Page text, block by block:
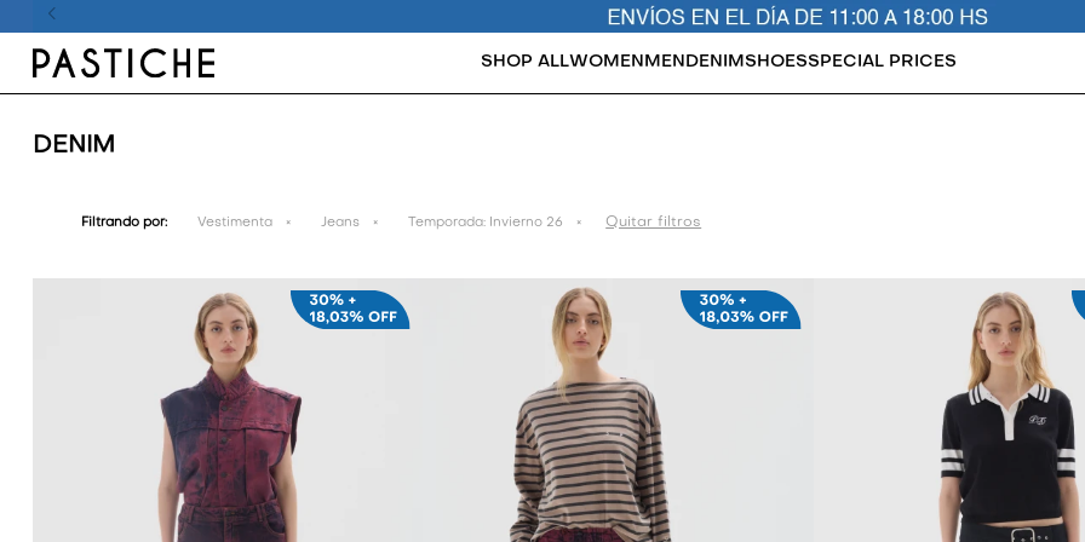
SHOP ALLWOMENMEN DENIMSHOESSPECIAL PRICES
DENIM
Filtrando por: Vestimenta Jeans Temporada: Invierno 26 Quitar filtros